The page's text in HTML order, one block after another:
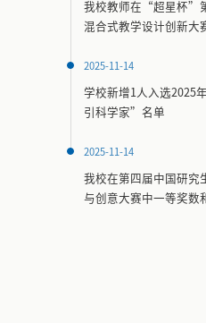
我校教师在“超星杯”
混合式教学设计创新大
2025-11-14
学校新增1人入选2025
引科学家”名单
2025-11-14
我校在第四届中国研
与创意大赛中一等奖数